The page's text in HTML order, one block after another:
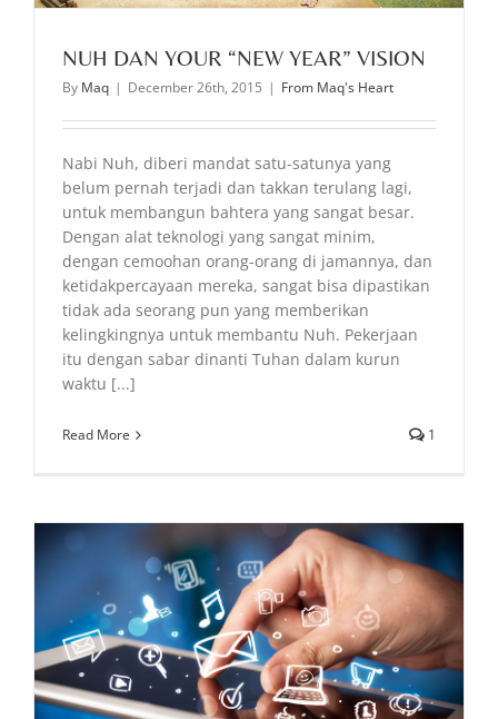
NUH DAN YOUR “NEW YEAR” VISION
By Maq | December 26th, 2015 | From Maq's Heart
Nabi Nuh, diberi mandat satu-satunya yang
belum pernah terjadi dan takkan terulang lagi,
untuk membangun bahtera yang sangat besar.
Dengan alat teknologi yang sangat minim,
dengan cemoohan orang-orang di jamannya, dan
ketidakpercayaan mereka, sangat bisa dipastikan
tidak ada seorang pun yang memberikan
kelingkingnya untuk membantu Nuh. Pekerjaan
itu dengan sabar dinanti Tuhan dalam kurun
waktu [...]
Read More 1